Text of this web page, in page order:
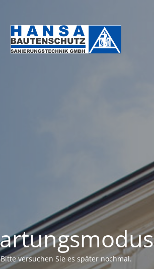
Bitte versuchen Sie es später nochmal.